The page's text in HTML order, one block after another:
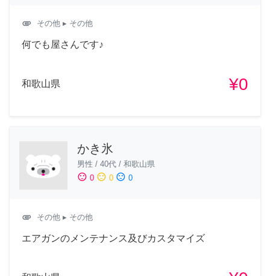
attachment その他 ▸ その他
何でも屋さんです♪
和歌山県 ¥0
かき氷
男性 / 40代 / 和歌山県
sentiment_satisfied 0 sentiment_neutral 0 sentiment_dissatisfied 0
attachment その他 ▸ その他
エアガンのメンテナンス及びカスタマイズ